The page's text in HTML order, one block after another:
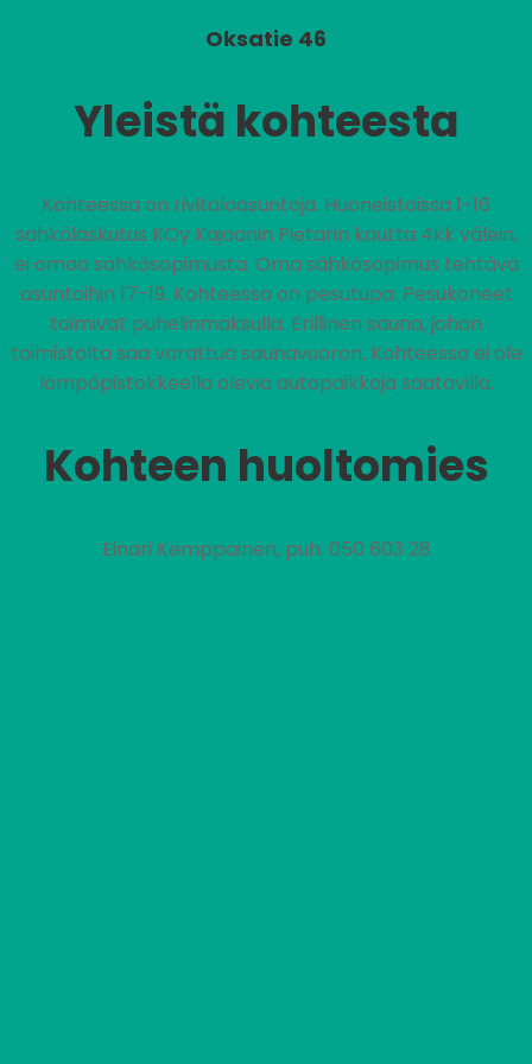
Oksatie 46
Yleistä kohteesta
Kohteessa on rivitaloasuntoja. Huoneistoissa 1-16
sähkölaskutus KOy Kajaanin Pietarin kautta 4kk välein,
ei omaa sähkösopimusta. Oma sähkösopimus tehtävä
asuntoihin 17-19. Kohteessa on pesutupa. Pesukoneet
toimivat puhelinmaksulla. Erillinen sauna, johon
toimistolta saa varattua saunavuoron. Kohteessa ei ole
lämpöpistokkeella olevia autopaikkoja saatavilla.
Kohteen huoltomies
Einari Kemppainen, puh. 050 603 28